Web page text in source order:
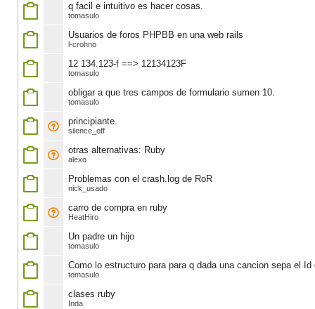
q facil e intuitivo es hacer cosas.
tomasulo
Usuarios de foros PHPBB en una web rails
l-crohno
12 134.123-f ==> 12134123F
tomasulo
obligar a que tres campos de formulario sumen 10.
tomasulo
principiante.
silence_off
otras alternativas: Ruby
alexo
Problemas con el crash.log de RoR
nick_usado
carro de compra en ruby
HeatHiro
Un padre un hijo
tomasulo
Como lo estructuro para para q dada una cancion sepa el
tomasulo
clases ruby
Inda